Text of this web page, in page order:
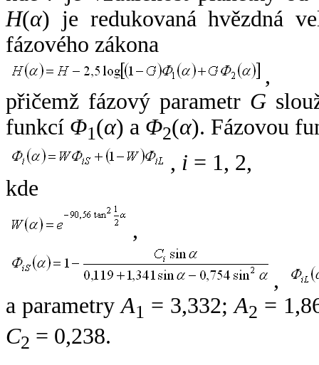
H(α) je redukovaná hvězdná
fázového zákona
,
přičemž fázový parametr G
funkcí Φ1(α) a Φ2(α). Fázovou
, i = 1, 2,
kde
,
,
a parametryA1 = 3,332;A2 =
C2 = 0,238.